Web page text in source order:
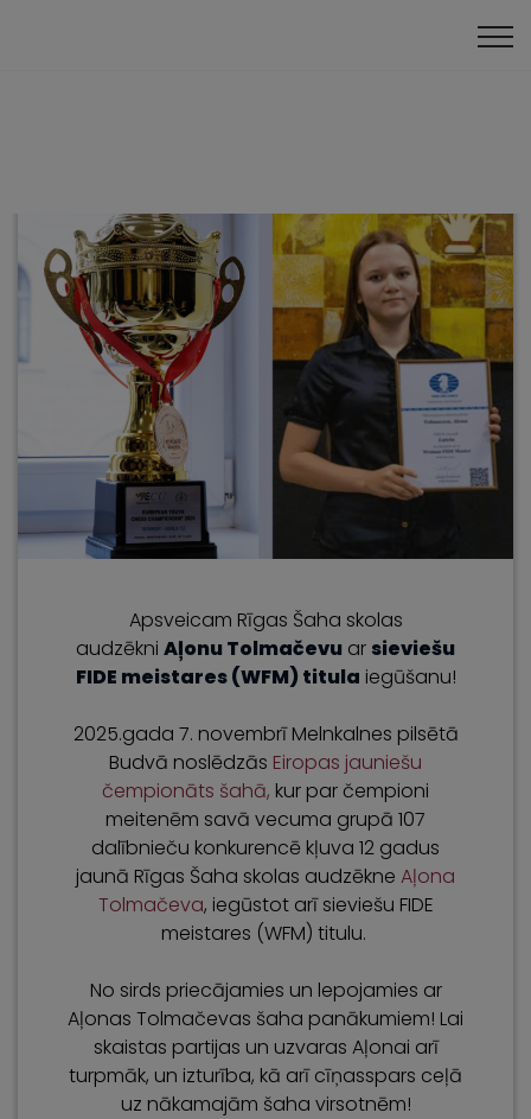
Apsveicam Rīgas Šaha skolas
audzēkni Aļonu Tolmačevu ar sieviešu
FIDE meistares (WFM) titula iegūšanu!
2025.gada 7. novembrī Melnkalnes pilsētā
Budvā noslēdzās Eiropas jauniešu
čempionāts šahā, kur par čempioni
meitenēm savā vecuma grupā 107
dalībnieču konkurencē kļuva 12 gadus
jaunā Rīgas Šaha skolas audzēkne Aļona
Tolmačeva, iegūstot arī sieviešu FIDE
meistares (WFM) titulu.
No sirds priecājamies un lepojamies ar
Aļonas Tolmačevas šaha panākumiem! Lai
skaistas partijas un uzvaras Aļonai arī
turpmāk, un izturība, kā arī cīņasspars ceļā
uz nākamajām šaha virsotnēm!